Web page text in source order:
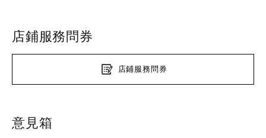
店鋪服務問券
店鋪服務問券
意見箱